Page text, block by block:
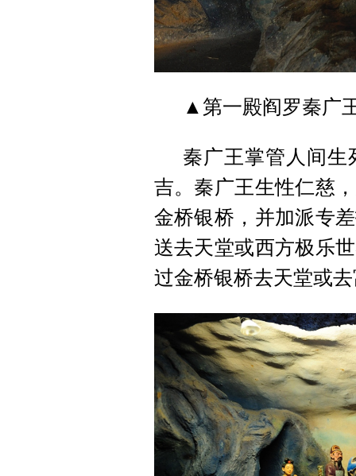
▲第一殿阎罗秦广
秦广王掌管人间
吉。秦广王生性仁慈
金桥银桥，并加派专
送去天堂或西方极乐
过金桥银桥去天堂或